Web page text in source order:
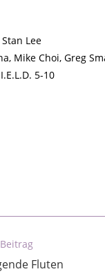
Lee
Mike Choi, Greg
5-10
Fluten